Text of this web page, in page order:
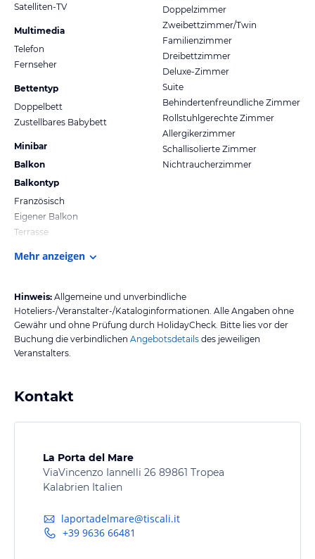
Satelliten-TV
Multimedia
Telefon
Fernseher
Bettentyp
Doppelbett
Zustellbares Babybett
Minibar
Balkon
Balkontyp
Französisch
Eigener Balkon
Terrasse
Doppelzimmer
Zweibettzimmer/Twin
Familienzimmer
Dreibettzimmer
Deluxe-Zimmer
Suite
Behindertenfreundliche Zimmer
Rollstuhlgerechte Zimmer
Allergikerzimmer
Schallisolierte Zimmer
Nichtraucherzimmer
Mehr anzeigen
Hinweis: Allgemeine und unverbindliche
Hoteliers-/Veranstalter-/Kataloginformationen. Alle Angaben ohne
Gewähr und ohne Prüfung durch HolidayCheck. Bitte lies vor der
Buchung die verbindlichen Angebotsdetails des jeweiligen
Veranstalters.
Kontakt
La Porta del Mare
ViaVincenzo Iannelli 26 89861 Tropea
Kalabrien Italien
laportadelmare@tiscali.it
+39 9636 66481